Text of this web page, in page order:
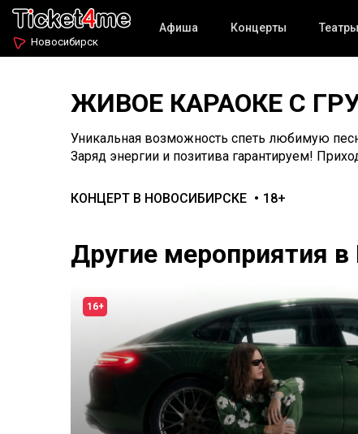
Новосибирск
Афиша Концерты Театры
ЖИВОЕ КАРАОКЕ С
Уникальная возможность спеть любимую
Заряд энергии и позитива гарантируем!
КОНЦЕРТ В НОВОСИБИРСКЕ 18+
Другие мероприятия
16+